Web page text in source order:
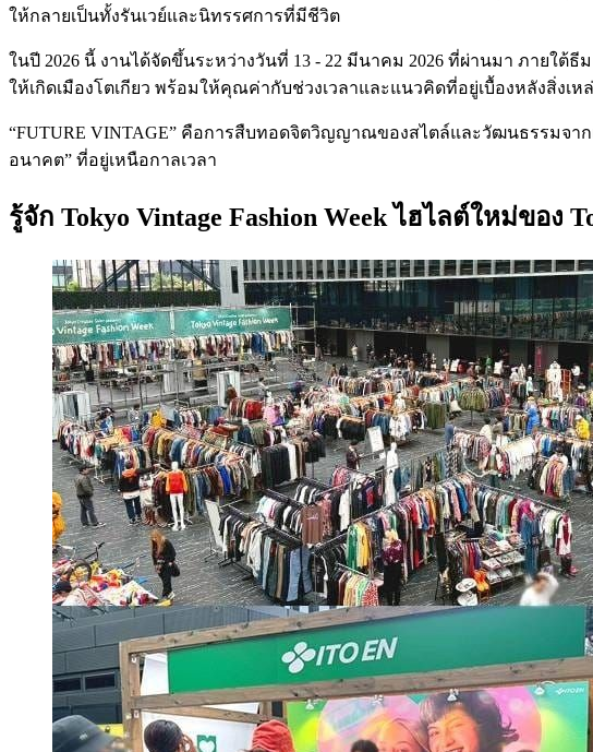
ให้กลายเป็นทั้งรันเวย์และนิทรรศการที่มีชีวิต
ในปี 2026 นี้ งานได้จัดขึ้นระหว่างวันที่ 13 - 22 มีนาคม 2026 ที่ผ่านมา ภายใ
ให้เกิดเมืองโตเกียว พร้อมให้คุณค่ากับช่วงเวลาและแนวคิดที่อยู่เบื้องหลังสิ่งเห
“FUTURE VINTAGE” คือการสืบทอดจิตวิญญาณของสไตล์และวัฒนธรรมจา
อนาคต” ที่อยู่เหนือกาลเวลา
รู้จัก Tokyo Vintage Fashion Week ไฮไลต์ใหม่ของ